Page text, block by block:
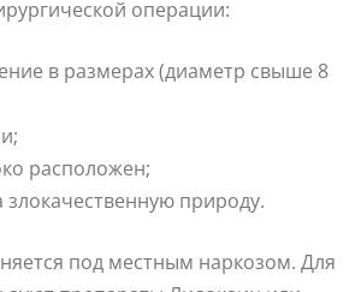
операции:
в размерах (диаметр свыше 8
расположен;
природу.
под местным наркозом. Для